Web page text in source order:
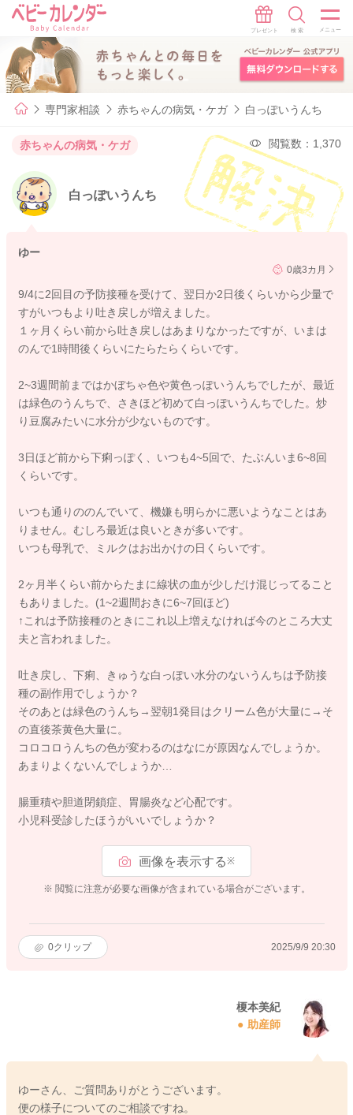
専門家相談 赤ちゃんの病気・ケガ 白っぽいうんち
赤ちゃんの病気・ケガ 閲覧数：1,370
白っぽいうんち
ゆー
0歳3カ月
9/4に2回目の予防接種を受けて、翌日か2日後くらいから少量で
すがいつもより吐き戻しが増えました。
１ヶ月くらい前から吐き戻しはあまりなかったですが、いまは
のんで1時間後くらいにたらたらくらいです。
2~3週間前まではかぼちゃ色や黄色っぽいうんちでしたが、最近
は緑色のうんちで、さきほど初めて白っぽいうんちでした。炒
り豆腐みたいに水分が少ないものです。
3日ほど前から下痢っぽく、いつも4~5回で、たぶんいま6~8回
くらいです。
いつも通りののんでいて、機嫌も明らかに悪いようなことはあ
りません。むしろ最近は良いときが多いです。
いつも母乳で、ミルクはお出かけの日くらいです。
2ヶ月半くらい前からたまに線状の血が少しだけ混じってること
もありました。(1~2週間おきに6~7回ほど)
↑これは予防接種のときにこれ以上増えなければ今のところ大丈
夫と言われました。
吐き戻し、下痢、きゅうな白っぽい水分のないうんちは予防接
種の副作用でしょうか？
そのあとは緑色のうんち→翌朝1発目はクリーム色が大量に→そ
の直後茶黄色大量に。
コロコロうんちの色が変わるのはなにが原因なんでしょうか。
あまりよくないんでしょうか…
腸重積や胆道閉鎖症、胃腸炎など心配です。
小児科受診したほうがいいでしょうか？
画像を表示する※
※ 閲覧に注意が必要な画像が含まれている場合がございます。
0クリップ 2025/9/9 20:30
榎本美紀
助産師
ゆーさん、ご質問ありがとうございます。
便の様子についてのご相談ですね。